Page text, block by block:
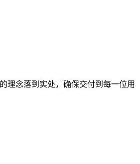
理念落到实处，确保交付到每一位用